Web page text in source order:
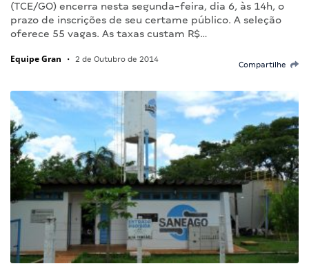
(TCE/GO) encerra nesta segunda-feira, dia 6, às 14h, o
prazo de inscrições de seu certame público. A seleção
oferece 55 vagas. As taxas custam R$…
Equipe Gran • 2 de Outubro de 2014
Compartilhe